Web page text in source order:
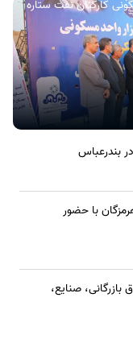
کلنگ زنی ۲۰۰۰ واحد مسکونی کارکنان نفت ستاره
بندرعباس
با حضور
صنایع،